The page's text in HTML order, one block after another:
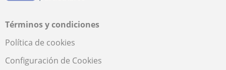
Términos y condiciones
Política de cookies
Configuración de Cookies